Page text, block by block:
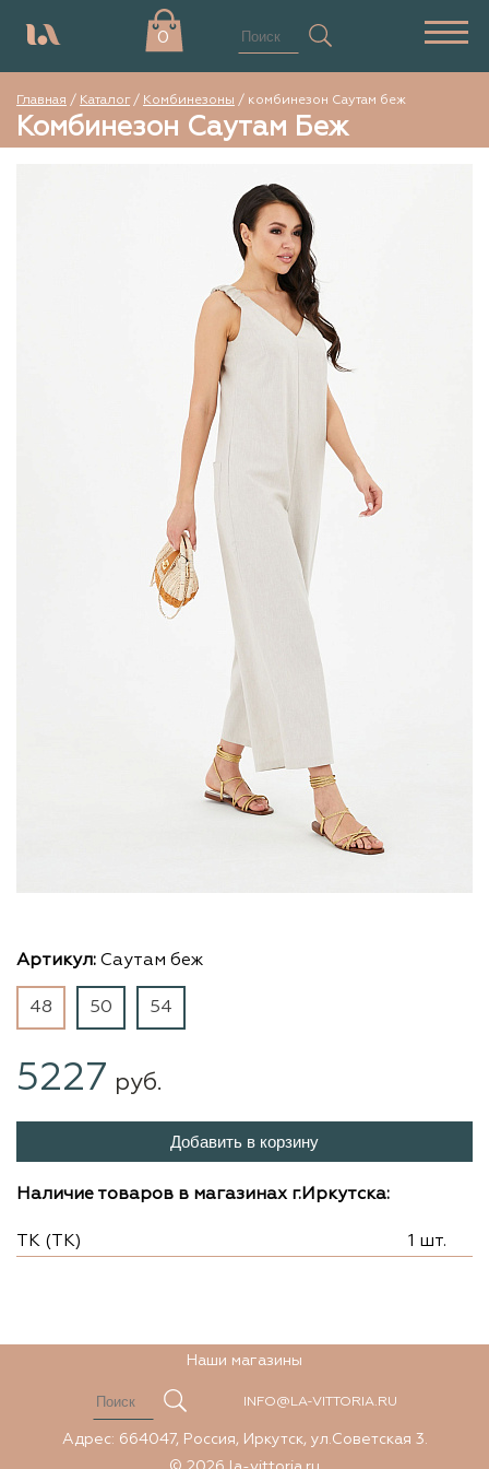
0
Главная / Каталог/ Комбинезоны / комбинезон Саутам беж
Комбинезон Саутам Беж
Артикул: Саутам беж
48 50 54
5227 руб.
Добавить в корзину
Наличие товаров в магазинах г.Иркутска:
ТК (ТК) 1 шт.
Наши магазины
INFO@LA-VITTORIA.RU
Адрес: 664047, Россия, Иркутск, ул.Советская 3.